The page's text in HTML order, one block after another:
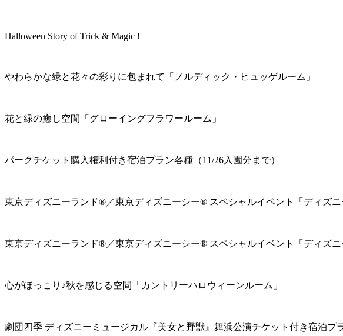
Halloween Story of Trick & Magic !
やわらかな緑と花々の彩りに包まれて「ノルディック・ヒュッゲルーム」
花と緑の癒し空間「グローイングフラワールーム」
パークチケット購入権利付き宿泊プラン各種（11/26入園分まで）
東京ディズニーランド®／東京ディズニーシー® スペシャルイベント「ディズ
東京ディズニーランド®／東京ディズニーシー® スペシャルイベント「ディズ
心がほっこり♪秋を感じる空間「カントリーハロウィーンルーム」
劇団四季 ディズニーミュージカル『美女と野獣』舞浜公演チケット付き宿泊プ